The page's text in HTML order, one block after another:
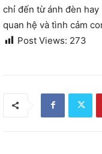
chỉ đến từ ánh đèn
quan hệ và tình cảm
Post Views: 273